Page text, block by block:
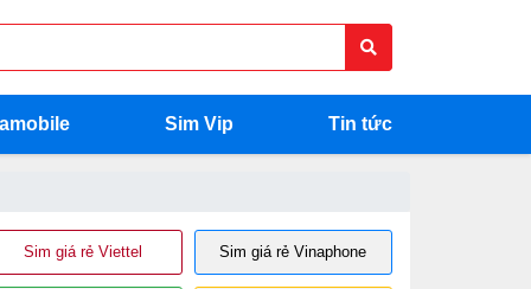
Sim Vip Tin tức
Sim giá rẻ Viettel Sim giá rẻ Vinaphone